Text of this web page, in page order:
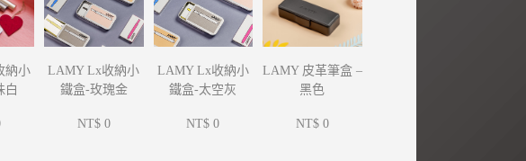
納小
白
LAMY Lx收納小
鐵盒-玫瑰金
NT$ 0
LAMY Lx收納小
鐵盒-太空灰
NT$ 0
LAMY 皮革筆盒 –
黑色
NT$ 0